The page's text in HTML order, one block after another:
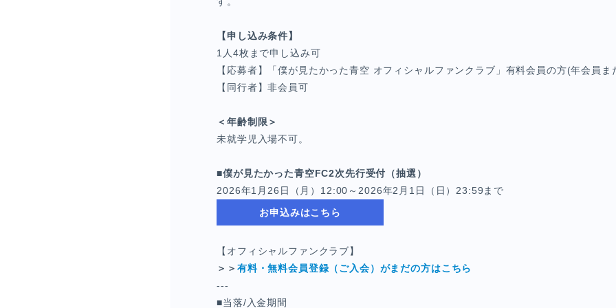
【申し込み条件】
1人4枚まで申し込み可
【応募者】「僕が見たかった青空 オフィシャルファンクラブ」有料会員の方(年会員ま
【同行者】非会員可
＜年齢制限＞
未就学児入場不可。
■僕が見たかった青空FC2次先行受付（抽選）
2026年1月26日（月）12:00～2026年2月1日（日）23:59まで
お申込みはこちら
【オフィシャルファンクラブ】
＞＞ 有料・無料会員登録（ご入会）がまだの方はこちら
---
■当落/入金期間